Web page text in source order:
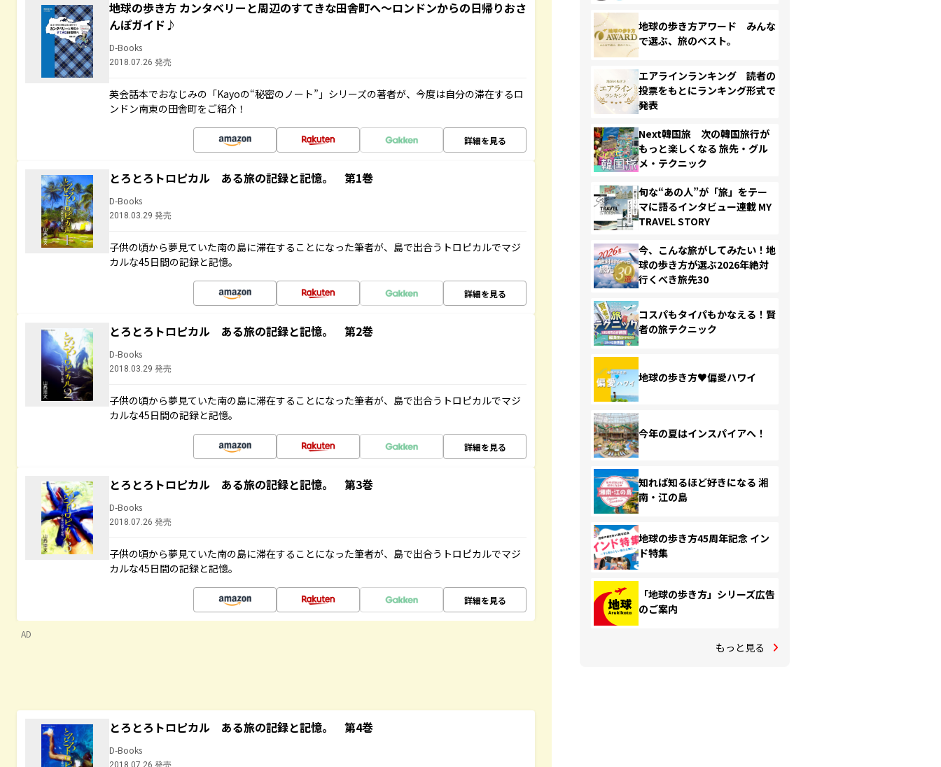
地球の歩き方 カンタベリーと周辺のすてきな田舎町へ～ロンドンからの日帰りおさ
んぽガイド♪
D-Books
2018.07.26 発売
英会話本でおなじみの「Kayoの“秘密のノート”」シリーズの著者が、今度は自分の滞在するロ
ンドン南東の田舎町をご紹介！
詳細を見る
とろとろトロピカル ある旅の記録と記憶。 第1巻
D-Books
2018.03.29 発売
子供の頃から夢見ていた南の島に滞在することになった筆者が、島で出合うトロピカルでマジ
カルな45日間の記録と記憶。
詳細を見る
とろとろトロピカル ある旅の記録と記憶。 第2巻
D-Books
2018.03.29 発売
子供の頃から夢見ていた南の島に滞在することになった筆者が、島で出合うトロピカルでマジ
カルな45日間の記録と記憶。
詳細を見る
とろとろトロピカル ある旅の記録と記憶。 第3巻
D-Books
2018.07.26 発売
子供の頃から夢見ていた南の島に滞在することになった筆者が、島で出合うトロピカルでマジ
カルな45日間の記録と記憶。
詳細を見る
AD
とろとろトロピカル ある旅の記録と記憶。 第4巻
D-Books
2018.07.26 発売
地球の歩き方アワード みんな
で選ぶ、旅のベスト。
エアラインランキング 読者の
投票をもとにランキング形式で
発表
Next韓国旅 次の韓国旅行が
もっと楽しくなる 旅先・グル
メ・テクニック
旬な“あの人”が「旅」をテー
マに語るインタビュー連載 MY
TRAVEL STORY
今、こんな旅がしてみたい！地
球の歩き方が選ぶ2026年絶対
行くべき旅先30
コスパもタイパもかなえる！賢
者の旅テクニック
地球の歩き方♥偏愛ハワイ
今年の夏はインスパイアへ！
知れば知るほど好きになる 湘
南・江の島
地球の歩き方45周年記念 イン
ド特集
「地球の歩き方」シリーズ広告
のご案内
もっと見る